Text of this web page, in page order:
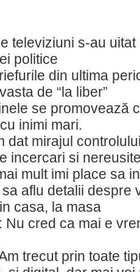
televiziuni s-au
politice
din ultima
de “la liber”
se promovează
inimi mari.
dat mirajul
incercari si
mult imi place sa
aflu detalii despre
casa, la masa
: Nu cred ca mai e
trecut prin toate